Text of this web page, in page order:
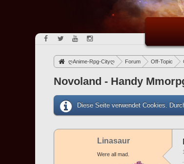
ღAnime-Rpg-Cityღ Forum Off-Topic
Novoland - Handy
Diese Seite verwendet Cookies.
Linasaur
Were all mad.